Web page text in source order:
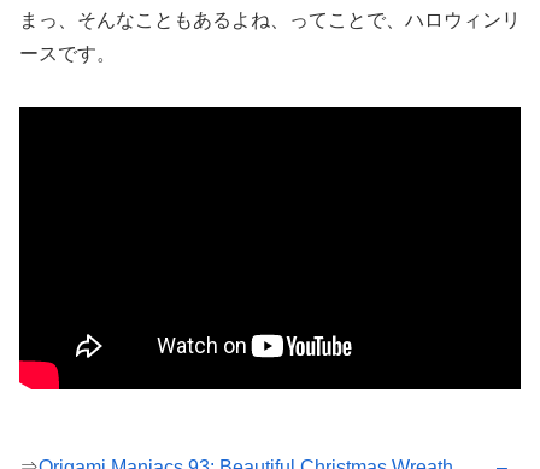
まっ、そんなこともあるよね、ってことで、ハロウィンリ
ースです。